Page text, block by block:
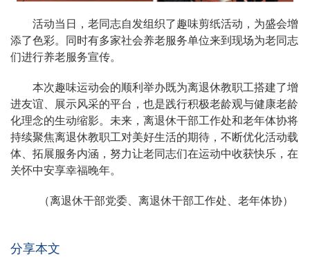
活动当日，老同志自发组织了趣味剪纸活动，为盛会增
添了色彩。同时有多家社会养老服务单位来到现场为老同志
们进行养老服务宣传。
本次趣味运动会的顺利举办既为离退休教职工搭建了增
进友谊、展示风采的平台，也是践行积极老龄观与健康老龄
化理念的生动缩影。未来，离退休干部工作处和老年体协将
持续聚焦离退休教职工对美好生活的期待，不断优化活动载
体、拓展服务内涵，努力让老同志们在运动中收获快乐，在
关怀中安享幸福晚年。
（离退休干部党委、离退休干部工作处、老年体协）
分享本文